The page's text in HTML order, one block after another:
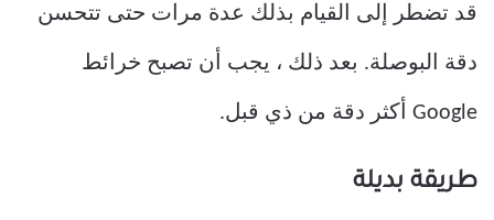
قد تضطر إلى القيام بذلك عدة مرات حتى تتحسن
دقة البوصلة. بعد ذلك ، يجب أن تصبح خرائط
Google أكثر دقة من ذي قبل.
طريقة بديلة